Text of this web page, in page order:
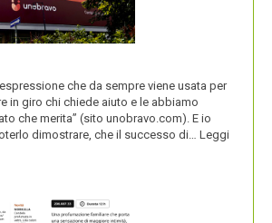
che da sempre viene usata per
in giro chi chiede aiuto e le abbiamo
che merita” (sito unobravo.com). E io
dimostrare, che il successo di… Leggi